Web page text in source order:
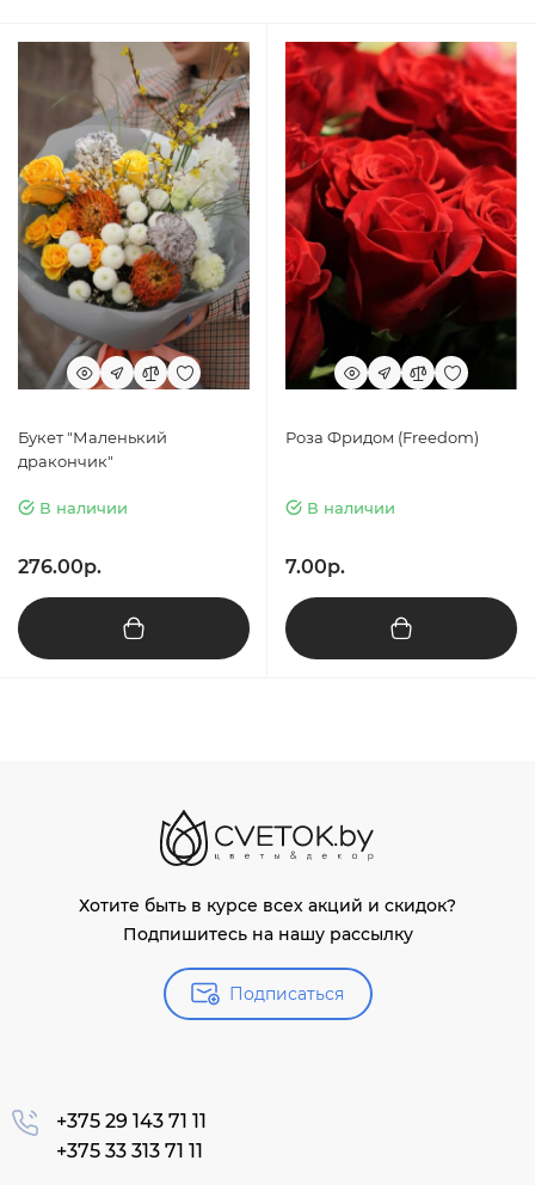
Букет "Маленький
дракончик"
В наличии
276.00р.
Роза Фридом (Freedom)
В наличии
7.00р.
Хотите быть в курсе всех акций и скидок?
Подпишитесь на нашу рассылку
Подписаться
+375 29 143 71 11
+375 33 313 71 11